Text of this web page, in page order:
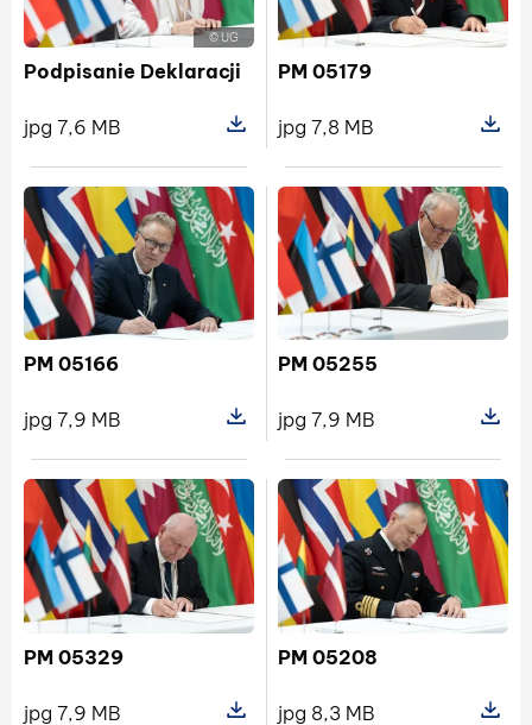
© UG
Podpisanie Deklaracji
jpg 7,6 MB
Pokaż szczegóły pliku Podpisanie
PM 05179
jpg 7,8 MB
PM 05166
jpg 7,9 MB
Pokaż szczegóły pliku PM 05166
PM 05255
jpg 7,9 MB
PM 05329
jpg 7,9 MB
PM 05208
jpg 8,3 MB